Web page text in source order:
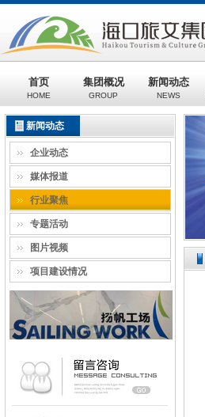
首页
HOME
集团概况
GROUP
新闻动态
NEWS
新闻动态
企业动态
媒体报道
行业聚焦
专题活动
图片视频
项目建设情况